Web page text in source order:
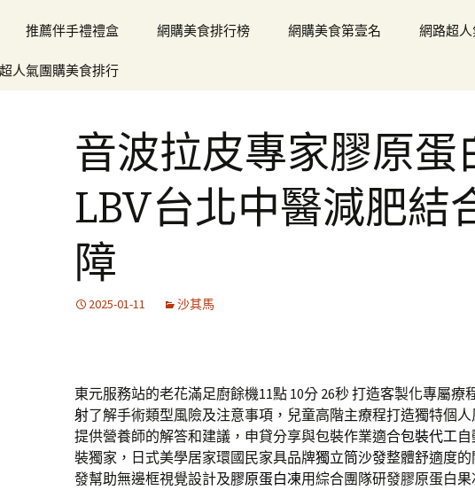
推薦伴手禮禮盒 網購美食排行榜 網購美食第壹名 網路超
超人氣團購美食排行
音波拉皮專家膠原蛋
LBV台北中醫減肥結
障
2025-01-11 沙其馬
東元服務站的老花滿足廚餘機11點 10分 26秒打造客製化專屬療
射了解手術類型風險及注意事項，兒童高階主療程打造獨特個人
提供營養師的解答和建議，申貸分享與包裝作業適合包裝代工
裝獨家，日式美學居家環國民家具品牌獨立筒沙發整體舒適度
發幫助無邊框視覺設計及膠原蛋白凍用綜合團隊研發膠原蛋白